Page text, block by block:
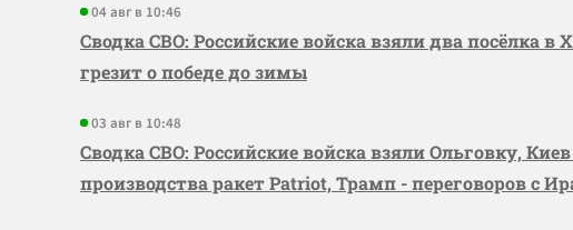
04 авг в 10:46
Сводка СВО: Российские войска взяли два посёлка в
грезит о победе до зимы
03 авг в 10:48
Сводка СВО: Российские войска взяли Ольговку,
производства ракет Patriot, Трамп - переговоров с